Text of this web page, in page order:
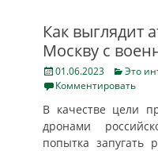
Как выглядит
Москву с
Posted
on
01.06.2023
Это
Комментировать
В качестве цели
дронами
попытка запугать